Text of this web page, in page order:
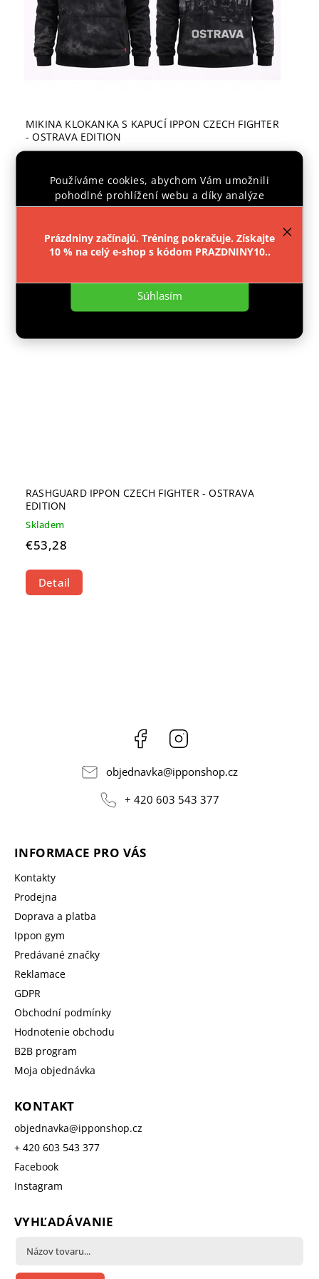
Používáme cookies, abychom Vám umožnili
pohodlné prohlížení webu a díky analýze
provozu webu neustále zlepšovali jeho funkce,
Nastavenie
Súhlasím
Prázdniny začínajú. Tréning pokračuje. Získajte
10 % na celý e-shop s kódom PRAZDNINY10..
MIKINA KLOKANKA S KAPUCÍ IPPON CZECH FIGHTER
- OSTRAVA EDITION
€65,68
RASHGUARD IPPON CZECH FIGHTER - OSTRAVA
EDITION
Skladem
€53,28
Detail
Facebook
objednavka@ipponshop.cz
+ 420 603 543 377
INFORMACE PRO VÁS
Kontakty
Prodejna
Doprava a platba
Ippon gym
Predávané značky
Reklamace
GDPR
Obchodní podmínky
Hodnotenie obchodu
B2B program
Moja objednávka
KONTAKT
objednavka@ipponshop.cz
+ 420 603 543 377
Facebook
Instagram
VYHĽADÁVANIE